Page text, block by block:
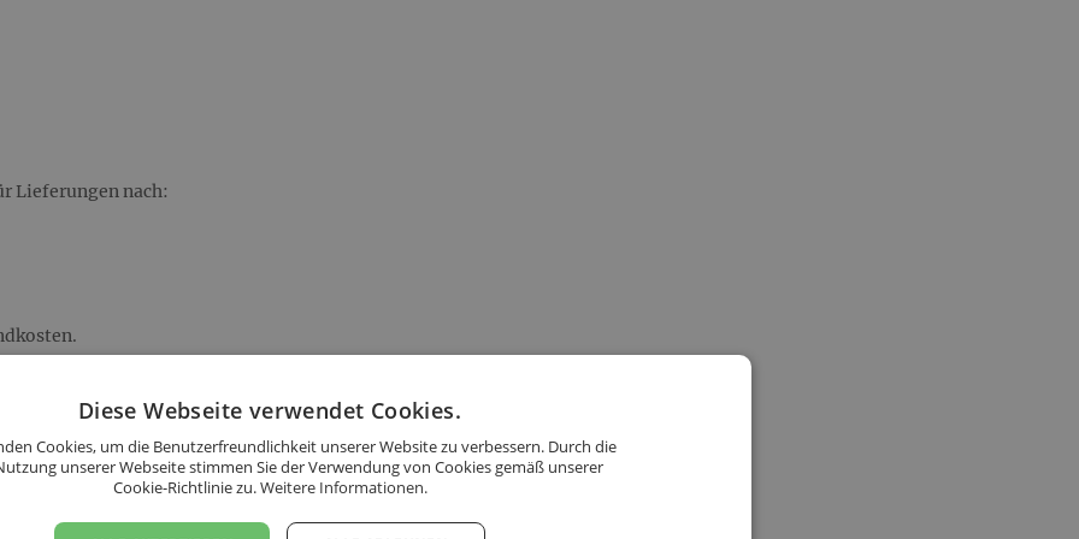
Lieferungen nach:
Kartons mit derDiese Webseite verwendet Cookies.
Cookies, um die Benutzerfreundlichkeit unserer Website zu verbessern. Durch die
unserer Webseite stimmen Sie der Verwendung von Cookies gemäß unserer
Cookie-Richtlinie zu.Weitere Informationen.